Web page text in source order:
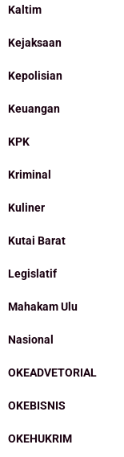
Kaltim
Kejaksaan
Kepolisian
Keuangan
KPK
Kriminal
Kuliner
Kutai Barat
Legislatif
Mahakam Ulu
Nasional
OKEADVETORIAL
OKEBISNIS
OKEHUKRIM